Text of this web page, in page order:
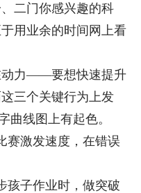
二门你感兴趣的科
用业余的时间网上看
动力——要想快速提升
三个关键行为上发
曲线图上有起色。
激发速度，在错误
子作业时，做突破